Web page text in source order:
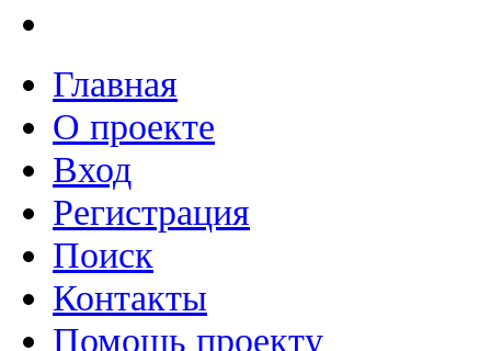
Главная
О проекте
Вход
Регистрация
Поиск
Контакты
Помощь проекту